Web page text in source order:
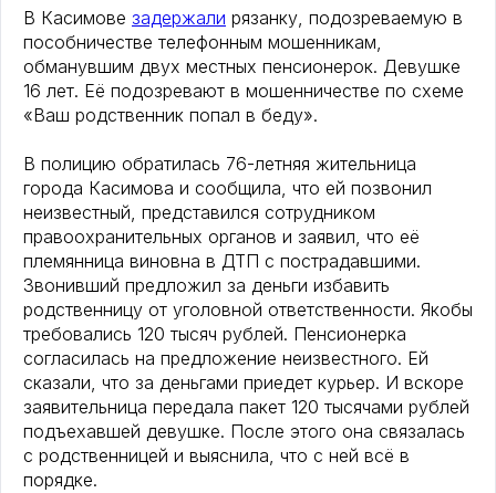
В Касимове задержали рязанку, подозреваемую в
пособничестве телефонным мошенникам,
обманувшим двух местных пенсионерок. Девушке
16 лет. Её подозревают в мошенничестве по схеме
«Ваш родственник попал в беду».
В полицию обратилась 76-летняя жительница
города Касимова и сообщила, что ей позвонил
неизвестный, представился сотрудником
правоохранительных органов и заявил, что её
племянница виновна в ДТП с пострадавшими.
Звонивший предложил за деньги избавить
родственницу от уголовной ответственности. Якобы
требовались 120 тысяч рублей. Пенсионерка
согласилась на предложение неизвестного. Ей
сказали, что за деньгами приедет курьер. И вскоре
заявительница передала пакет 120 тысячами рублей
подъехавшей девушке. После этого она связалась
с родственницей и выяснила, что с ней всё в
порядке.